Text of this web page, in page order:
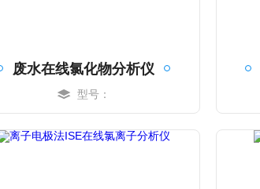
废水在线氯化物分析仪
型号：